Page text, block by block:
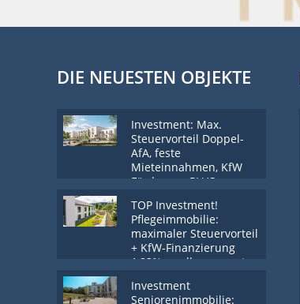
DIE NEUESTEN OBJEKTE
Investment: Max.
Steuervorteil Doppel-
AfA, feste
Mieteinnahmen, KfW
Förderung PLUS
TOP Investment!
Pflegeimmobilie:
maximaler Steuervorteil
+ KfW-Finanzierung
1,83% + vollgemanagt
Investment
Seniorenimmobilie: